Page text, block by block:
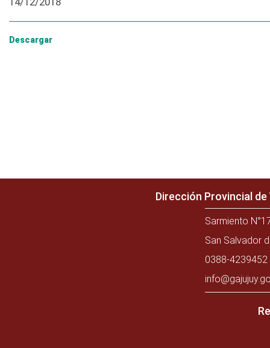
Descargar
Dirección Provincial
Sarmiento
San Salvador
0388-